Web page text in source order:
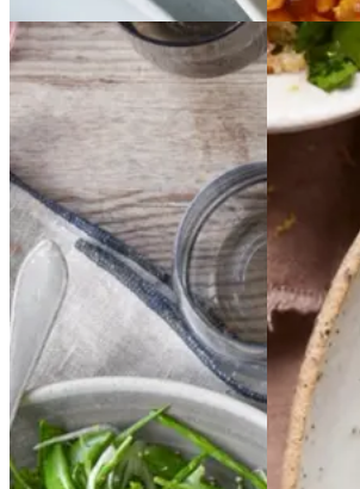
GratineretGratinere
t
siriusærtefarssiriusæ
rtefars
medmed
spinat, spinat,
ærter,ærter,
spidskommenspidsko
mmen ogog
olivenoliven
esalat
spinat
Gem opskrift